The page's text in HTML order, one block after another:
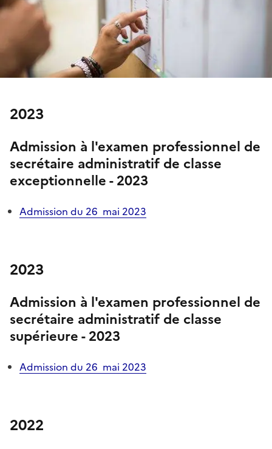
2023
Admission à l'examen professionnel de
secrétaire administratif de classe
exceptionnelle - 2023
Admission du 26 mai 2023
2023
Admission à l'examen professionnel de
secrétaire administratif de classe
supérieure - 2023
Admission du 26 mai 2023
2022